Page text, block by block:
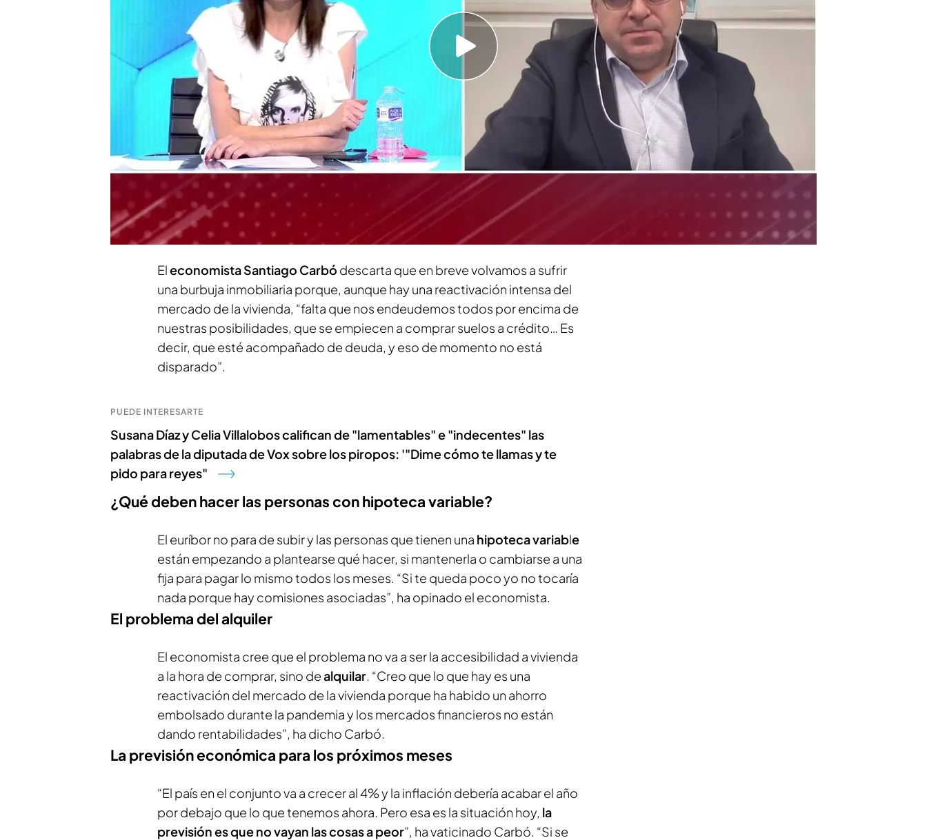
sufrir una burbuja inmobiliaria
El economista cree que el problema no va a ser la accesibilidad a
vivienda a la hora de comprar, sino de alquilar
Compartir
Losespañoles se lanzan a comprar viviendas
: en marzo se firmaron
43.378 hipotecas, un 18% más que en el mismo mes del año anterior. Es la
cifra mensual más alta desde febrero del 2011. ¿Estamos ante una nueva
burbuja inmobiliaria?
Eleconomista Santiago Carbó descarta que en breve volvamos a sufrir
una burbuja inmobiliaria porque, aunque hay una reactivación intensa del
mercado de la vivienda, “falta que nos endeudemos todos por encima de
nuestras posibilidades, que se empiecen a comprar suelos a crédito… Es
decir, que esté acompañado de deuda, y eso de momento no está
disparado”.
PUEDE INTERESARTE
Susana Díaz y Celia Villalobos califican de "lamentables" e "indecentes" las
palabras de la diputada de Vox sobre los piropos: '"Dime cómo te llamas y te
pido para reyes"
¿Qué deben hacer las personas con hipoteca variable?
El euríbor no para de subir y las personas que tienen una hipoteca variable
están empezando a plantearse qué hacer, si mantenerla o cambiarse a una
fija para pagar lo mismo todos los meses. “Si te queda poco yo no tocaría
nada porque hay comisiones asociadas”, ha opinado el economista.
El problema del alquiler
El economista cree que el problema no va a ser la accesibilidad a vivienda
a la hora de comprar, sino dealquilar. “Creo que lo que hay es una
reactivación del mercado de la vivienda porque ha habido un ahorro
embolsado durante la pandemia y los mercados financieros no están
dando rentabilidades”, ha dicho Carbó.
La previsión económica para los próximos meses
“El país en el conjunto va a crecer al 4% y la inflación debería acabar el año
por debajo que lo que tenemos ahora. Pero esa es la situación hoy, la
previsión es que no vayan las cosas a peor”, ha vaticinado Carbó. “Si se